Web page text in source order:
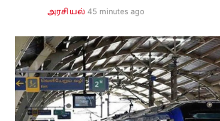
அரசியல் 45 minutes ago